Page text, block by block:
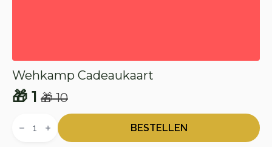
Wehkamp Cadeaukaart
🎁10
Oorspronkelijke
prijs
🎁 1
Huidige
prijs
Cadeaukaart
BESTELLEN